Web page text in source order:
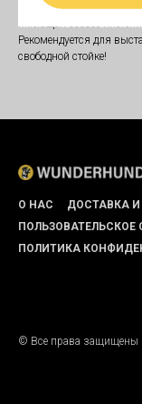
Цепочка-кобра, это
имеющая особое
Рекомендуется для
свободной стойке!
О НАС ДОСТАВКА
ПОЛЬЗОВАТЕЛЬСКОЕ
ПОЛИТИКА
© Все права защищены